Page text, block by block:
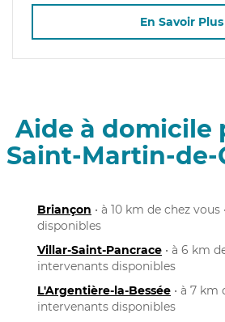
En Savoir Plus
Aide à domicile
Saint-Martin-de-
Briançon • à 10 km de chez
disponibles
Villar-Saint-Pancrace • à 6 km
intervenants disponibles
L'Argentière-la-Bessée • à 7 km
intervenants disponibles